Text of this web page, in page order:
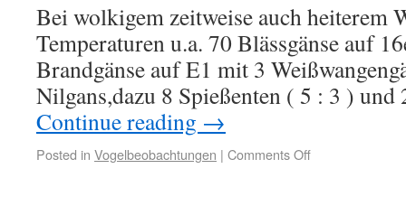
Bei wolkigem zeitweise auch heiterem
Temperaturen u.a. 70 Blässgänse auf
Brandgänse auf E1 mit 3
Nilgans,dazu 8 Spießenten ( 5 : 3 )
Continue reading →
Posted in Vogelbeobachtungen | Comments Off